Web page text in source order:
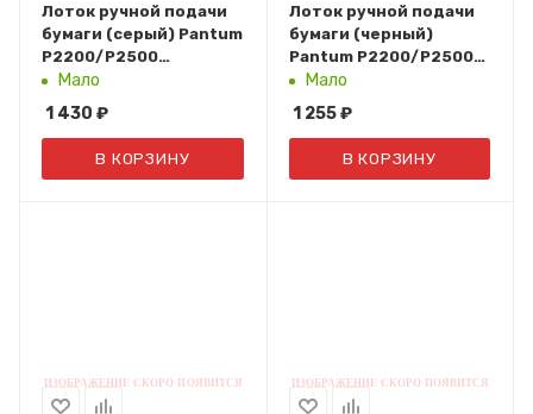
Лоток ручной подачи
бумаги (серый) Pantum
P2200/P2500
(301022693001)
Мало
1 430 ₽
В КОРЗИНУ
Лоток ручной подачи
бумаги (черный)
Pantum P2200/P2500
(301022349001)
Мало
1 255 ₽
В КОРЗИНУ